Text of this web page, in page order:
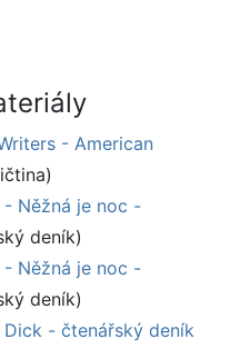
- American
Něžná je noc -
deník)
Něžná je noc -
deník)
- čtenářský deník